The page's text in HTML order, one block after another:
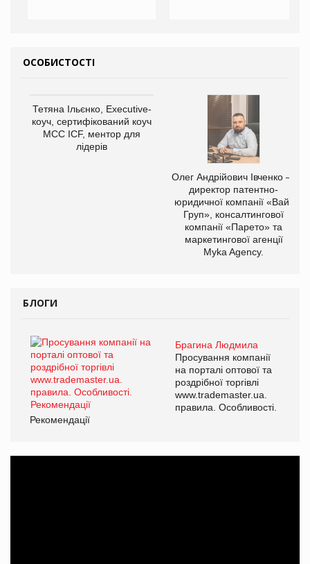
ОСОБИСТОСТІ
Тетяна Ільєнко, Executive-
коуч, сертифікований коуч
МСС ICF, ментор для
лідерів
Олег Андрійович Івченко —
директор патентно-
юридичної компанії «Вайз
Груп», консалтингової
компанії «Парето» та
маркетингової агенції
Myka Agency.
БЛОГИ
Брагина Людмила
Просування компанії
на порталі оптової та
роздрібної торгівлі
www.trademaster.ua.
правила. Особливості.
Рекомендації